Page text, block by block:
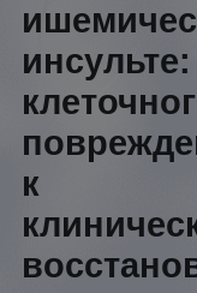
инсульте:
к